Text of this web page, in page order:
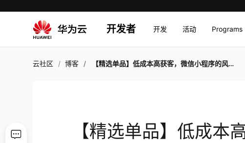
开发者 开发 活动 Programs
云社区 博客 【精选单品】低成本高获客，微信小程序的风口你抓住了吗？
【精选单品】低成本